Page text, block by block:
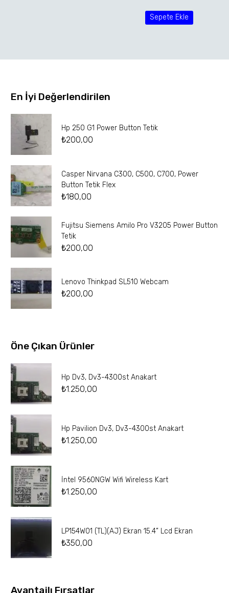
Sepete Ekle
En İyi Değerlendirilen
Hp 250 G1 Power Button Tetik
₺200,00
Casper Nirvana C300, C500, C700, Power
Button Tetik Flex
₺180,00
Fujitsu Siemens Amilo Pro V3205 Power Button
Tetik
₺200,00
Lenovo Thinkpad SL510 Webcam
₺200,00
Öne Çıkan Ürünler
Hp Dv3, Dv3-4300st Anakart
₺1.250,00
Hp Pavilion Dv3, Dv3-4300st Anakart
₺1.250,00
İntel 9560NGW Wifi Wireless Kart
₺1.250,00
LP154W01 (TL)(AJ) Ekran 15.4” Lcd Ekran
₺350,00
Avantajlı Fırsatlar